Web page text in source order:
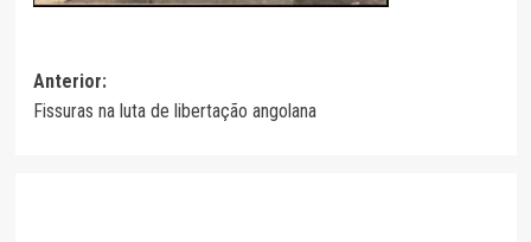
Navegação
de
Anterior:
Fissuras na luta de libertação angolana